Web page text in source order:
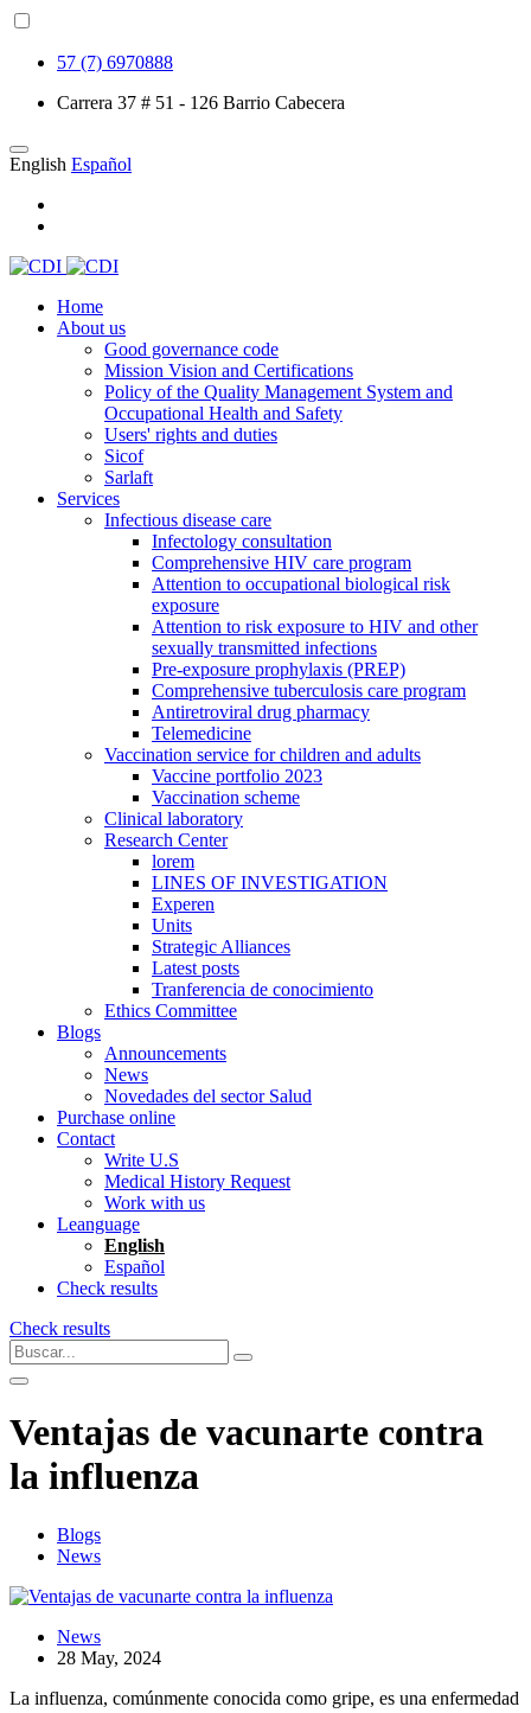
57 (7) 6970888
Carrera 37 # 51 - 126 Barrio Cabecera
English Español
Home
About us
Good governance code
Mission Vision and Certifications
Policy of the Quality Management System and
Occupational Health and Safety
Users' rights and duties
Sicof
Sarlaft
Services
Infectious disease care
Infectology consultation
Comprehensive HIV care program
Attention to occupational biological risk
exposure
Attention to risk exposure to HIV and other
sexually transmitted infections
Pre-exposure prophylaxis (PREP)
Comprehensive tuberculosis care program
Antiretroviral drug pharmacy
Telemedicine
Vaccination service for children and adults
Vaccine portfolio 2023
Vaccination scheme
Clinical laboratory
Research Center
lorem
LINES OF INVESTIGATION
Experen
Units
Strategic Alliances
Latest posts
Tranferencia de conocimiento
Ethics Committee
Blogs
Announcements
News
Novedades del sector Salud
Purchase online
Contact
Write U.S
Medical History Request
Work with us
Leanguage
English
Español
Check results
Check results
Ventajas de vacunarte contra
la influenza
Blogs
News
News
28 May, 2024
La influenza, comúnmente conocida como gripe, es una enfermedad